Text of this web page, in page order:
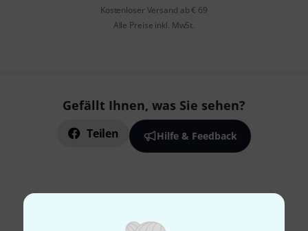
Kostenloser Versand ab € 69
Alle Preise inkl. MwSt.
Gefällt Ihnen, was Sie sehen?
Teilen Hilfe & Feedback